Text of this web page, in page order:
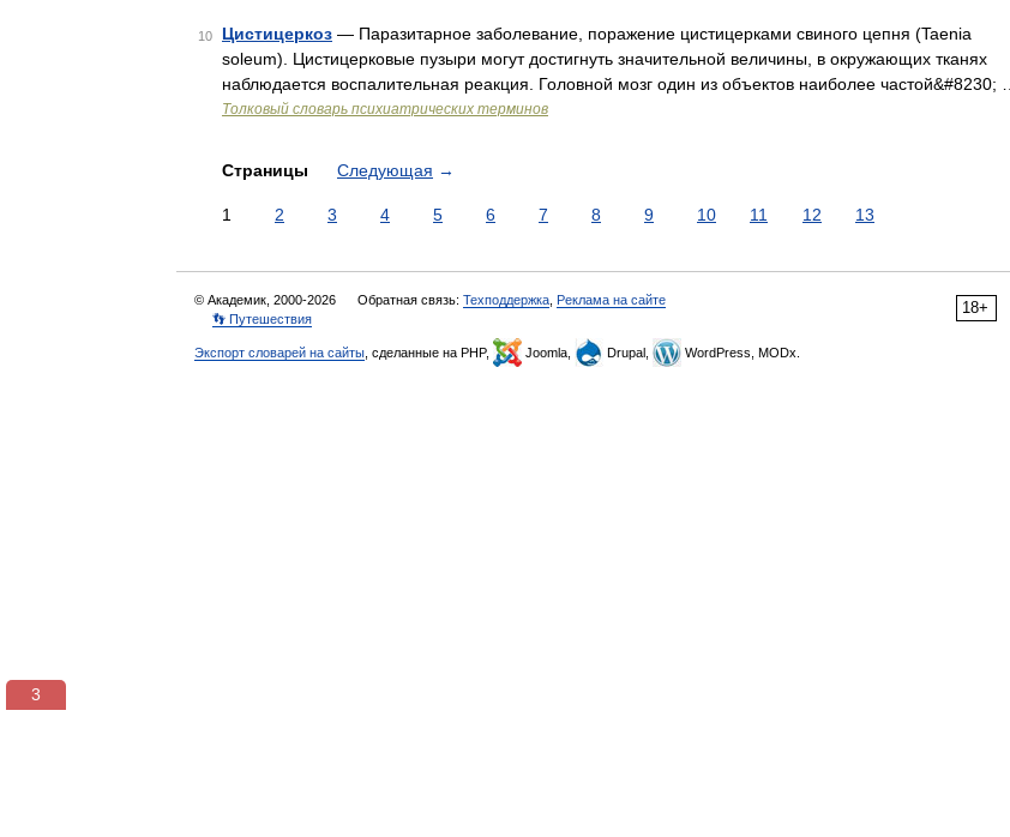
10 Цистицеркоз — Паразитарное заболевание, поражение цистицерками свиного цепня (Taenia
soleum). Цистицерковые пузыри могут достигнуть значительной величины, в окружающих тканях
наблюдается воспалительная реакция. Головной мозг один из объектов наиболее частой&#8230; …
Толковый словарь психиатрических терминов
Страницы Следующая →
1 2 3 4 5 6 7 8 9 10 11 12 13
18+
© Академик, 2000-2026 Обратная связь: Техподдержка Реклама на сайте
👣 Путешествия
Экспорт словарей на сайты , сделанные на PHP, Joomla, Drupal, WordPress, MODx.
2